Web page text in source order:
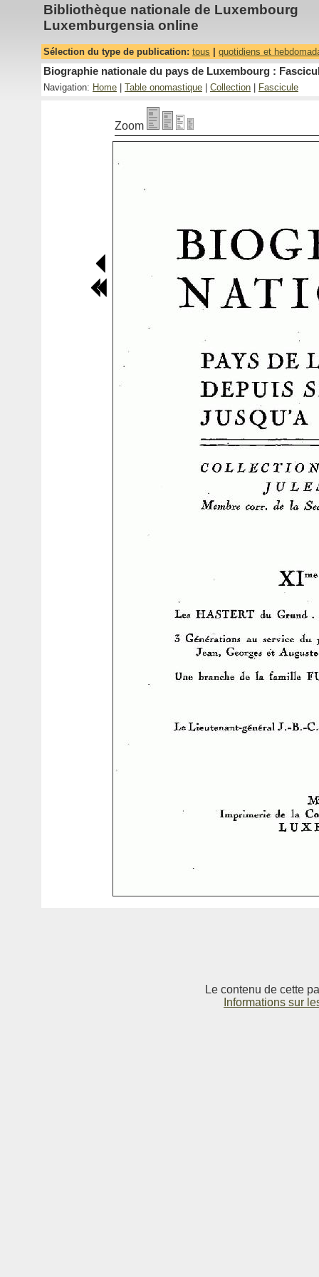
Bibliothèque nationale de Luxembourg
Luxemburgensia online
Sélection du type de publication: tous quotidiens et
Biographie nationale du pays de Luxembourg :
Navigation: Home Table onomastique Collection Fascicule
Zoom
Le contenu de cette
Informations sur